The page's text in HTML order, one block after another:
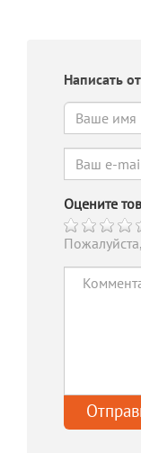
Написать
Оцените